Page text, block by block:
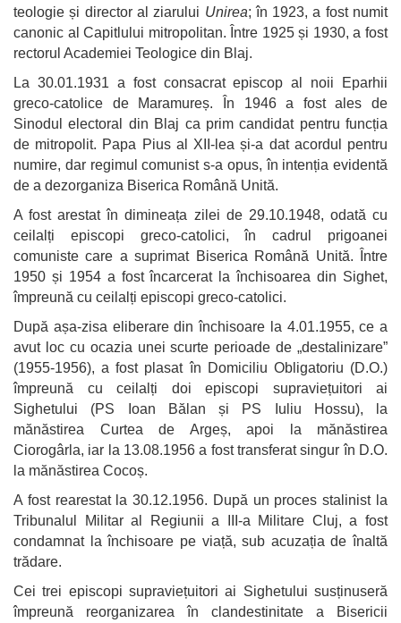
teologie și director al ziarului Unirea; în 1923, a fost numit
canonic al Capitlului mitropolitan. Între 1925 și 1930, a fost
rectorul Academiei Teologice din Blaj.
La 30.01.1931 a fost consacrat episcop al noii Eparhii
greco-catolice de Maramureș. În 1946 a fost ales de
Sinodul electoral din Blaj ca prim candidat pentru funcția
de mitropolit. Papa Pius al XII-lea și-a dat acordul pentru
numire, dar regimul comunist s-a opus, în intenția evidentă
de a dezorganiza Biserica Română Unită.
A fost arestat în dimineața zilei de 29.10.1948, odată cu
ceilalți episcopi greco-catolici, în cadrul prigoanei
comuniste care a suprimat Biserica Română Unită. Între
1950 și 1954 a fost încarcerat la închisoarea din Sighet,
împreună cu ceilalți episcopi greco-catolici.
După așa-zisa eliberare din închisoare la 4.01.1955, ce a
avut loc cu ocazia unei scurte perioade de „destalinizare”
(1955-1956), a fost plasat în Domiciliu Obligatoriu (D.O.)
împreună cu ceilalți doi episcopi supraviețuitori ai
Sighetului (PS Ioan Bălan și PS Iuliu Hossu), la
mănăstirea Curtea de Argeș, apoi la mănăstirea
Ciorogârla, iar la 13.08.1956 a fost transferat singur în D.O.
la mănăstirea Cocoș.
A fost rearestat la 30.12.1956. După un proces stalinist la
Tribunalul Militar al Regiunii a III-a Militare Cluj, a fost
condamnat la închisoare pe viață, sub acuzația de înaltă
trădare.
Cei trei episcopi supraviețuitori ai Sighetului susținuseră
împreună reorganizarea în clandestinitate a Bisericii